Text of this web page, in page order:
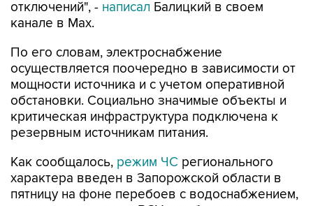
По его словам, электроснабжение
мощности источника и с учетом оперативной
обстановки. Социально значимые объекты и
критическая инфраструктура подключена к
резервным источникам питания.
Как сообщалось,режим ЧСрегионального
пятницу на фоне перебоев с водоснабжением,
вызванных ударами ВСУ по объектам
энергетики.